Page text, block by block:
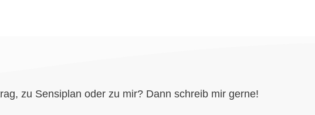
zu Sensiplan oder zu mir? Dann schreib mir gerne!